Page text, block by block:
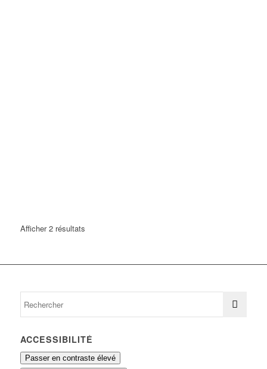
Afficher 2 résultats
ACCESSIBILITÉ
Passer en contraste élevé